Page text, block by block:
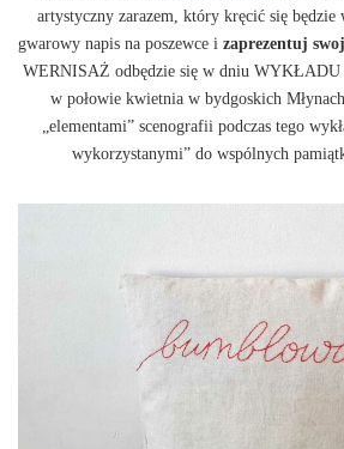
artystyczny zarazem, który kręcić się będzie
gwarowy napis na poszewce i zaprezentuj
WERNISAŻ odbędzie się w dniu WYKŁADU
w połowie kwietnia w bydgoskich
„elementami” scenografii podczas tego
wykorzystanymi” do wspólnych